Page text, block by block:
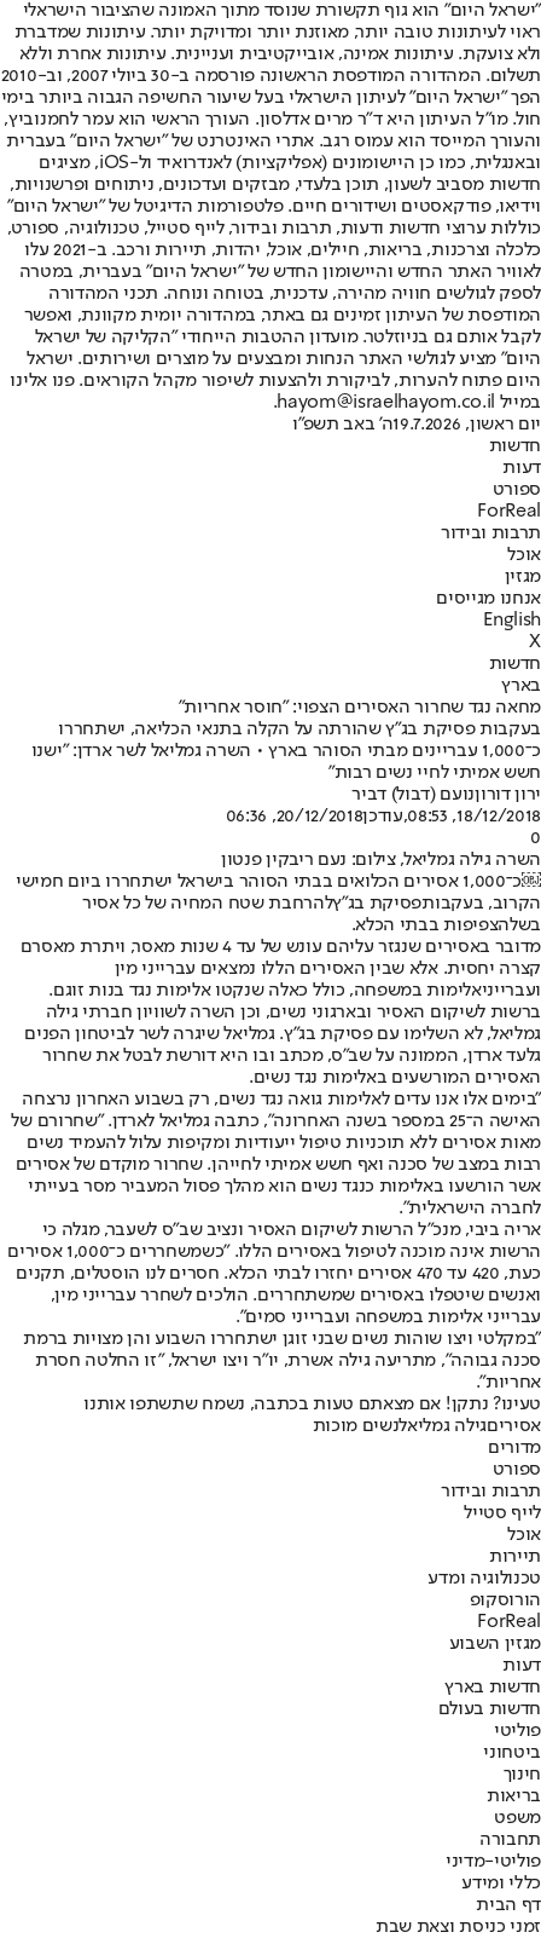
"ישראל היום" הוא גוף תקשורת שנוסד מתוך האמונה שהציבור הישראלי
ראוי לעיתונות טובה יותר, מאוזנת יותר ומדויקת יותר. עיתונות שמדברת
ולא צועקת. עיתונות אמינה, אובייקטיבית ועניינית. עיתונות אחרת וללא
תשלום. המהדורה המודפסת הראשונה פורסמה ב-30 ביולי 2007, וב-2010
הפך "ישראל היום" לעיתון הישראלי בעל שיעור החשיפה הגבוה ביותר בימי
חול. מו"ל העיתון היא ד"ר מרים אדלסון. העורך הראשי הוא עמר לחמנוביץ,
והעורך המייסד הוא עמוס רגב. אתרי האינטרנט של "ישראל היום" בעברית
ובאנגלית, כמו כן היישומונים (אפליקציות) לאנדרואיד ול-iOS, מציגים
חדשות מסביב לשעון, תוכן בלעדי, מבזקים ועדכונים, ניתוחים ופרשנויות,
וידיאו, פודקאסטים ושידורים חיים. פלטפורמות הדיגיטל של "ישראל היום"
כוללות ערוצי חדשות ודעות, תרבות ובידור, לייף סטייל, טכנולוגיה, ספורט,
כלכלה וצרכנות, בריאות, חיילים, אוכל, יהדות, תיירות ורכב. ב-2021 עלו
לאוויר האתר החדש והיישומון החדש של "ישראל היום" בעברית, במטרה
לספק לגולשים חוויה מהירה, עדכנית, בטוחה ונוחה. תכני המהדורה
המודפסת של העיתון זמינים גם באתר, במהדורה יומית מקוונת, ואפשר
לקבל אותם גם בניוזלטר. מועדון ההטבות הייחודי "הקליקה של ישראל
היום" מציע לגולשי האתר הנחות ומבצעים על מוצרים ושירותים. ישראל
היום פתוח להערות, לביקורת ולהצעות לשיפור מקהל הקוראים. פנו אלינו
במייל hayom@israelhayom.co.il.
יום ראשון, 19.7.2026
ה' באב תשפ"ו
חדשות
דעות
ספורט
ForReal
תרבות ובידור
אוכל
מגזין
אנחנו מגייסים
English
X
חדשות
בארץ
מחאה נגד שחרור האסירים הצפוי: "חוסר אחריות"
בעקבות פסיקת בג"ץ שהורתה על הקלה בתנאי הכליאה, ישתחררו
כ־1,000 עבריינים מבתי הסוהר בארץ • השרה גמליאל לשר ארדן: "ישנו
חשש אמיתי לחיי נשים רבות"
ירון דורוןנועם (דבול) דביר
18/12/2018, 08:53
,עודכן20/12/2018, 06:36
0
השרה גילה גמליאל, צילום: נעם ריבקין פנטון
￼כ־1,000 אסירים הכלואים בבתי הסוהר בישראל ישתחררו ביום חמישי
הקרוב, בעקבותפסיקת בג"ץלהרחבת שטח המחיה של כל אסיר
בשלהצפיפות בבתי הכלא.
מדובר באסירים שנגזר עליהם עונש של עד 4 שנות מאסר, ויתרת מאסרם
קצרה יחסית. אלא שבין האסירים הללו נמצאים עברייני מין
ועברייניאלימות במשפחה, כולל כאלה שנקטו אלימות נגד בנות זוגם.
ברשות לשיקום האסיר ובארגוני נשים, וכן השרה לשוויון חברתי גילה
גמליאל, לא השלימו עם פסיקת בג"ץ. גמליאל שיגרה לשר לביטחון הפנים
גלעד ארדן, הממונה על שב"ס, מכתב ובו היא דורשת לבטל את שחרור
האסירים המורשעים באלימות נגד נשים.
"בימים אלו אנו עדים לאלימות גואה נגד נשים, רק בשבוע האחרון נרצחה
האישה ה־25 במספר בשנה האחרונה", כתבה גמליאל לארדן. "שחרורם של
מאות אסירים ללא תוכניות טיפול ייעודיות ומקיפות עלול להעמיד נשים
רבות במצב של סכנה ואף חשש אמיתי לחייהן. שחרור מוקדם של אסירים
אשר הורשעו באלימות כנגד נשים הוא מהלך פסול המעביר מסר בעייתי
לחברה הישראלית".
אריה ביבי, מנכ"ל הרשות לשיקום האסיר ונציב שב"ס לשעבר, מגלה כי
הרשות אינה מוכנה לטיפול באסירים הללו. "כשמשחררים כ־1,000 אסירים
כעת, 420 עד 470 אסירים יחזרו לבתי הכלא. חסרים לנו הוסטלים, תקנים
ואנשים שיטפלו באסירים שמשתחררים. הולכים לשחרר עברייני מין,
עברייני אלימות במשפחה ועברייני סמים".
"במקלטי ויצו שוהות נשים שבני זוגן ישתחררו השבוע והן מצויות ברמת
סכנה גבוהה", מתריעה גילה אשרת, יו"ר ויצו ישראל, "זו החלטה חסרת
אחריות".
טעינו? נתקן! אם מצאתם טעות בכתבה, נשמח שתשתפו אותנו
אסיריםגילה גמליאלנשים מוכות
מדורים
ספורט
תרבות ובידור
לייף סטייל
אוכל
תיירות
טכנולוגיה ומדע
הורוסקופ
ForReal
מגזין השבוע
דעות
חדשות בארץ
חדשות בעולם
פוליטי
ביטחוני
חינוך
בריאות
משפט
תחבורה
פוליטי-מדיני
כללי ומידע
דף הבית
זמני כניסת וצאת שבת